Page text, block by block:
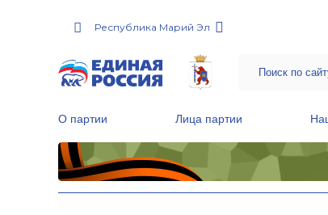
Республика Марий Эл
О партии Лица партии